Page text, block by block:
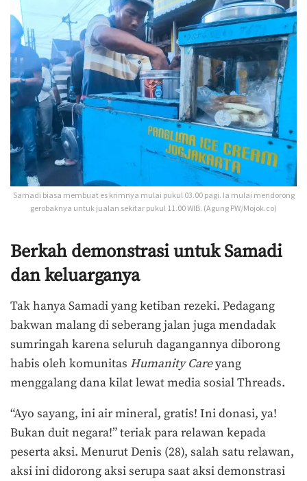
Samadi biasa membuat es krimnya mulai pukul 03.00 pagi. Ia mulai mendorong
gerobaknya untuk jualan sekitar pukul 11.00 WIB. (Agung PW/Mojok.co)
Berkah demonstrasi untuk Samadi
dan keluarganya
Tak hanya Samadi yang ketiban rezeki. Pedagang
bakwan malang di seberang jalan juga mendadak
sumringah karena seluruh dagangannya diborong
habis oleh komunitas Humanity Careyang
menggalang dana kilat lewat media sosial Threads.
“Ayo sayang, ini air mineral, gratis! Ini donasi, ya!
Bukan duit negara!” teriak para relawan kepada
peserta aksi. Menurut Denis (28), salah satu relawan,
aksi ini didorong aksi serupa saat aksi demonstrasi